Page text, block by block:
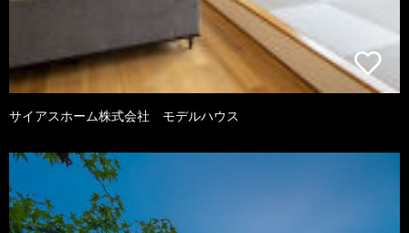
サイアスホーム株式会社 モデルハウス